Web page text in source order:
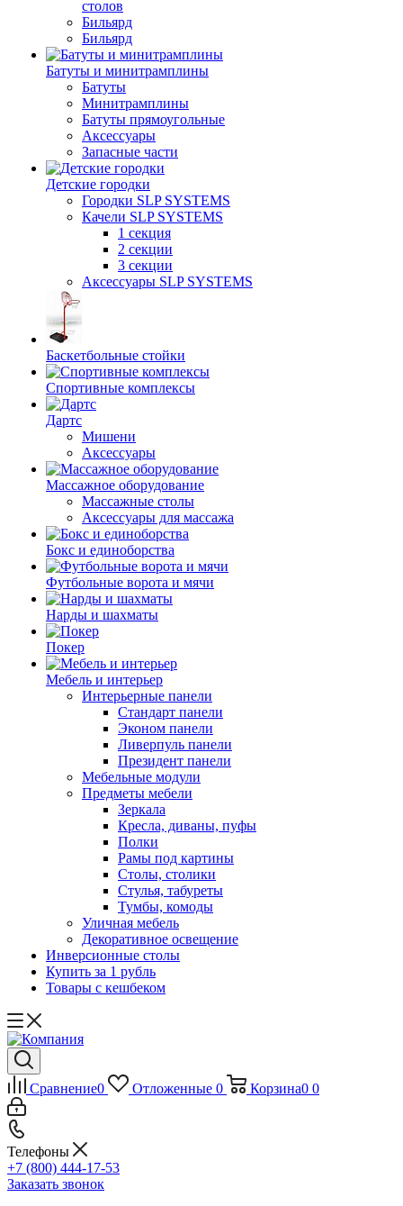
столов
Бильяpд
Бильяpд
Батуты и минитрамплины
Батуты
Минитрамплины
Батуты прямоугольные
Аксессуары
Запасные части
Детские городки
Городки SLP SYSTEMS
Качели SLP SYSTEMS
1 секция
2 секции
3 секции
Аксессуары SLP SYSTEMS
Баскетбольные стойки
Спортивные комплексы
Дартс
Мишени
Аксессуары
Массажное оборудование
Массажные столы
Аксессуары для массажа
Бокс и единоборства
Футбольные ворота и мячи
Нарды и шахматы
Покер
Мебель и интерьер
Интерьерные панели
Стандарт панели
Эконом панели
Ливерпуль панели
Президент панели
Мебельные модули
Предметы мебели
Зеркала
Кресла, диваны, пуфы
Полки
Рамы под картины
Столы, столики
Стулья, табуреты
Тумбы, комоды
Уличная мебель
Декоративное освещение
Инверсионные столы
Купить за 1 рубль
Товары с кешбеком
Сравнение0 Отложенные 0 Корзина0 0
Телефоны
+7 (800) 444-17-53
Заказать звонок